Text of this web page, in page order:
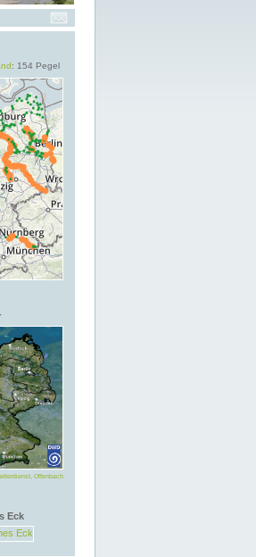
: 154 Pegel
Offenbach
Eck